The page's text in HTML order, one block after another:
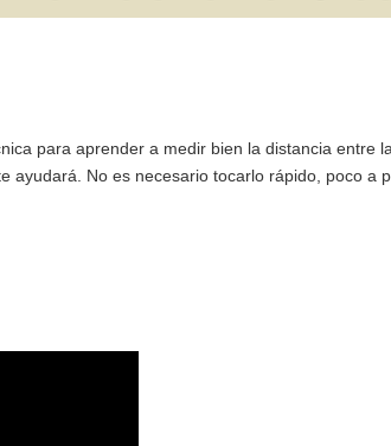
para aprender a medir bien la distancia
ayudará. No es necesario tocarlo rápido, poco